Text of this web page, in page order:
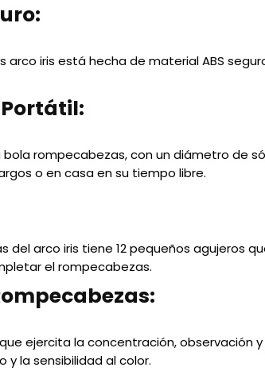
arco iris está hecha de material ABS
rompecabezas, con un diámetro de
o en casa en su tiempo libre.
del arco iris tiene 12 pequeños agujeros
el rompecabezas.
ejercita la concentración,
y la sensibilidad al color.